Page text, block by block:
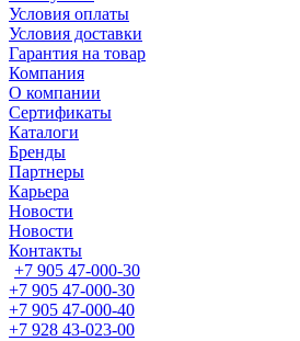
Условия оплаты
Условия доставки
Гарантия на товар
Компания
О компании
Сертификаты
Каталоги
Бренды
Партнеры
Карьера
Новости
Новости
Контакты
+7 905 47-000-30
+7 905 47-000-30
+7 905 47-000-40
+7 928 43-023-00